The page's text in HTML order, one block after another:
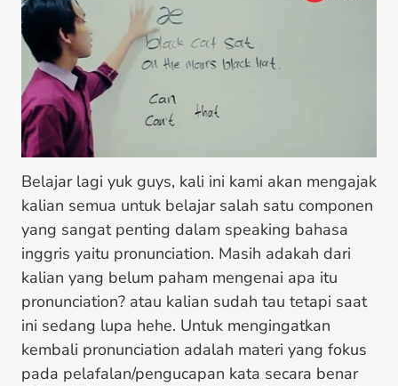
Belajar lagi yuk guys, kali ini kami akan mengajak
kalian semua untuk belajar salah satu componen
yang sangat penting dalam speaking bahasa
inggris yaitu pronunciation. Masih adakah dari
kalian yang belum paham mengenai apa itu
pronunciation? atau kalian sudah tau tetapi saat
ini sedang lupa hehe. Untuk mengingatkan
kembali pronunciation adalah materi yang fokus
pada pelafalan/pengucapan kata secara benar